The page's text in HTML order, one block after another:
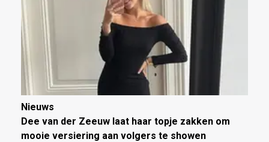
Nieuws
Dee van der Zeeuw laat haar topje zakken om
mooie versiering aan volgers te showen